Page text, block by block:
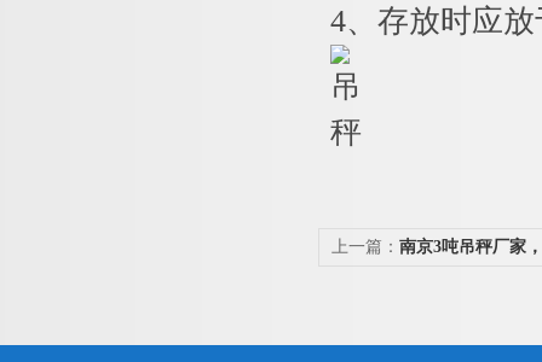
4、存放时应
上一篇： 南京3吨吊秤厂家